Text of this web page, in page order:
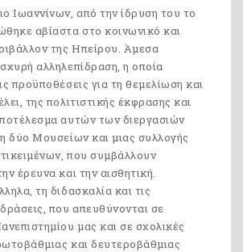
Ιωαννίνων, από την ίδρυση του το
αβίαστα στο κοινωνικό και
της Ηπείρου. Άμεσα
αλληλεπίδραση, η οποία
προϋποθέσεις για τη θεμελίωση και
της πολιτιστικής έκφρασης και
αυτών των διεργασιών
δύο Μουσείων και μιας συλλογής
που συμβάλλουν
έρευνα και την αισθητική.
τη διδασκαλία και τις
που απευθύνονται σε
μας και σε σχολικές
και δευτεροβάθμιας